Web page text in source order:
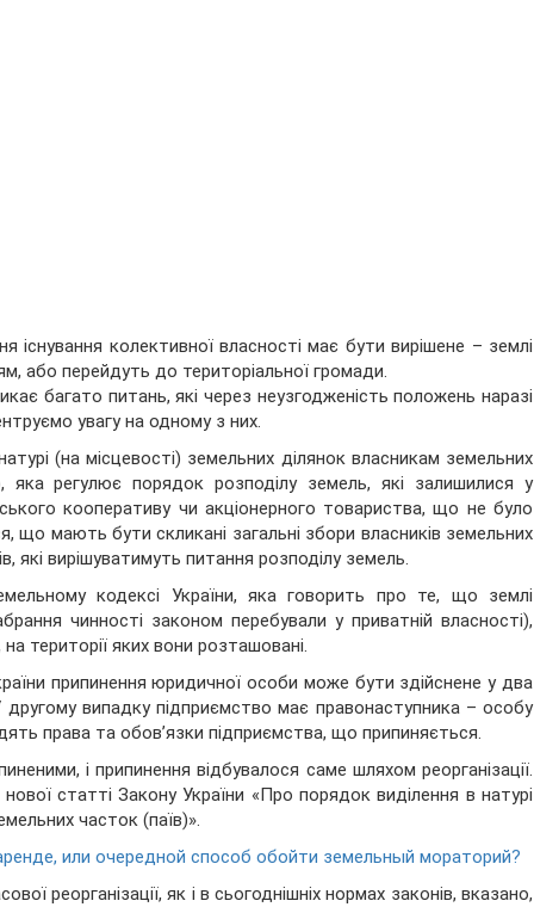
колективної власності має бути вирішене – землі
або перейдуть до територіальної громади.
багато питань, які через неузгодженість положень наразі
увагу на одному з них.
(на місцевості) земельних ділянок власникам земельних
регулює порядок розподілу земель, які залишилися у
кооперативу чи акціонерного товариства, що не було
мають бути скликані загальні збори власників земельних
які вирішуватимуть питання розподілу земель.
кодексі України, яка говорить про те, що землі
чинності законом перебували у приватній власності),
території яких вони розташовані.
припинення юридичної особи може бути здійснене у два
другому випадку підприємство має правонаступника – особу
права та обов’язки підприємства, що припиняється.
і припинення відбувалося саме шляхом реорганізації.
статті Закону України «Про порядок виділення в натурі
часток (паїв)».
или очередной способ обойти земельный мораторий?
реорганізації, як і в сьогоднішніх нормах законів, вказано,